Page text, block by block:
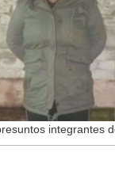
integrantes